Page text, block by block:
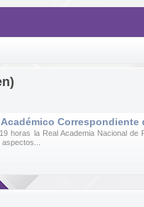
Correspondiente
horas la Real Academia Nacional